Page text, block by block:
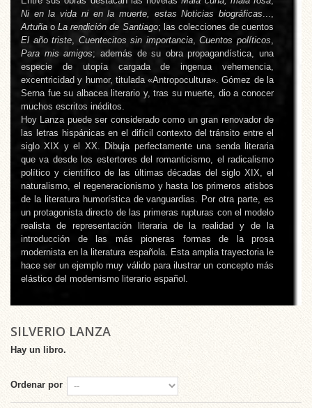
Ni en la vida ni en la muerte, estas Noticias biográficas...,
Artuña oLa rendición de Santiago; las colecciones de cuentos
El año triste, Cuentecitos sin importancia,Cuentos políticos,
Para mis amigos; además de su obra propagandística, una
especie de utopía cargada de ingenua vehemencia,
excentricidad y humor, titulada «Antropocultura». Gómez de la
Serna fue su albacea literario y, tras su muerte, dio a conocer
muchos escritos inéditos.
Hoy Lanza puede ser considerado como un gran renovador de
las letras hispánicas en el difícil contexto del tránsito entre el
siglo XIX y el XX. Dibuja perfectamente una senda literaria
que va desde los estertores del romanticismo, el radicalismo
político y científico de las últimas décadas del siglo XIX, el
naturalismo, el regeneracionismo y hasta los primeros atisbos
de la literatura humorística de vanguardias. Por otra parte, es
un protagonista directo de las primeras rupturas con el modelo
realista de representación literaria de la realidad y de la
introducción de las más pioneras formas de la prosa
modernista en la literatura española. Esta amplia trayectoria le
hace ser un ejemplo muy válido para ilustrar un concepto más
elástico del modernismo literario español.
SILVERIO LANZA
Hay un libro.
Ordenar por